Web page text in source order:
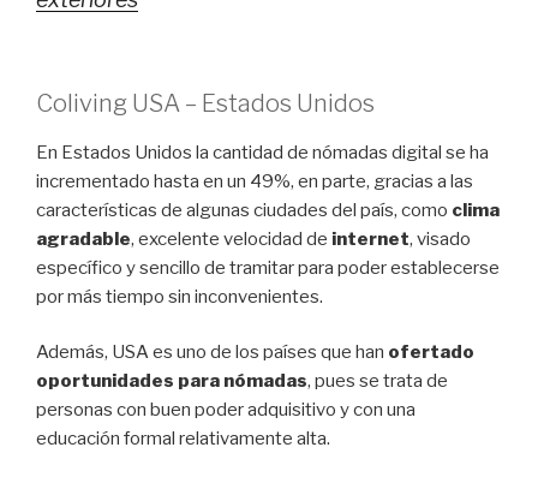
Coliving USA – Estados Unidos
En Estados Unidos la cantidad de nómadas digital se ha
incrementado hasta en un 49%, en parte, gracias a las
características de algunas ciudades del país, como clima
agradable, excelente velocidad de internet, visado
específico y sencillo de tramitar para poder establecerse
por más tiempo sin inconvenientes.
Además, USA es uno de los países que han ofertado
oportunidades para nómadas, pues se trata de
personas con buen poder adquisitivo y con una
educación formal relativamente alta.